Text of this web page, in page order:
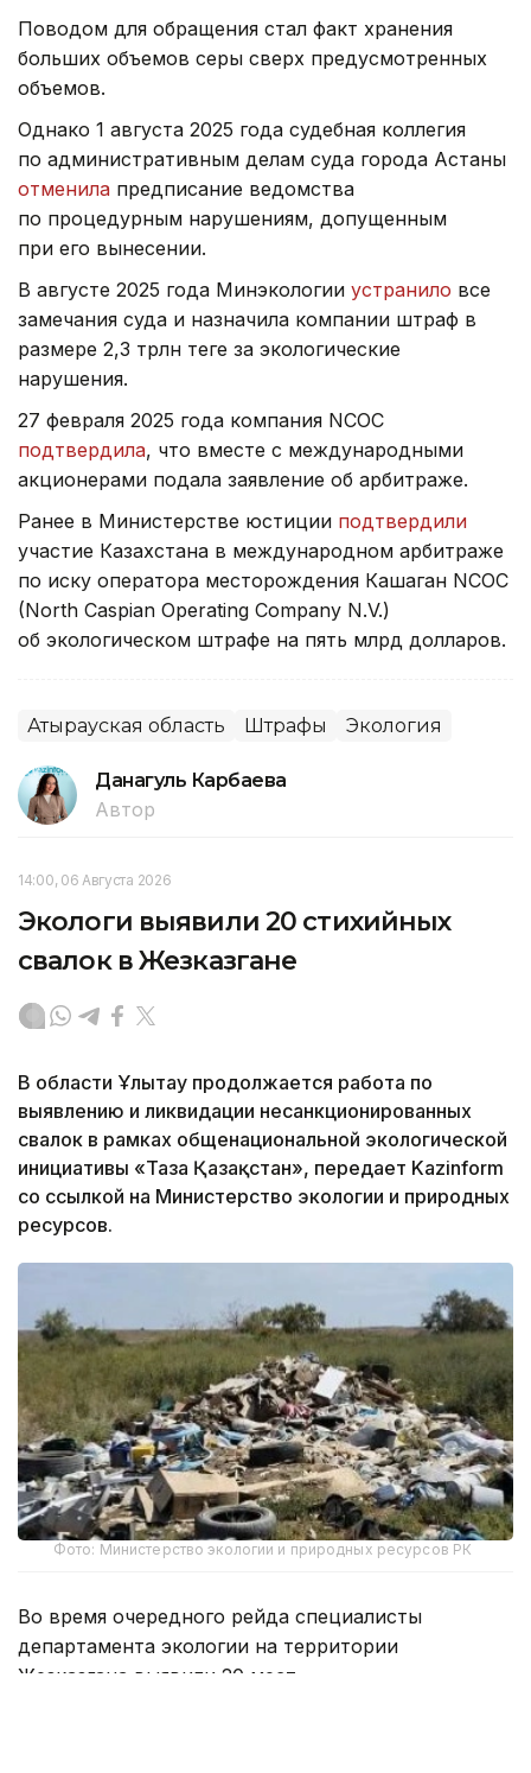
Поводом для обращения стал факт хранения
больших объемов серы сверх предусмотренных
объемов.
Однако 1 августа 2025 года судебная коллегия
по административным делам суда города Астаны
отменила предписание ведомства
по процедурным нарушениям, допущенным
при его вынесении.
В августе 2025 года Минэкологии устранило все
замечания суда и назначила компании штраф в
размере 2,3 трлн теңге за экологические
нарушения.
27 февраля 2025 года компания NCOC
подтвердила, что вместе с международными
акционерами подала заявление об арбитраже.
Ранее в Министерстве юстиции подтвердили
участие Казахстана в международном арбитраже
по иску оператора месторождения Кашаган NCOC
(North Caspian Operating Company N.V.)
об экологическом штрафе на пять млрд долларов.
Атырауская область Штрафы Экология
Данагуль Карбаева
Автор
14:00, 06 Августа 2026
Экологи выявили 20 стихийных
свалок в Жезказгане
В области Ұлытау продолжается работа по
выявлению и ликвидации несанкционированных
свалок в рамках общенациональной экологической
инициативы «Таза Қазақстан», передает Kazinform
со ссылкой на Министерство экологии и природных
ресурсов.
Фото: Министерство экологии и природных ресурсов РК
Во время очередного рейда специалисты
департамента экологии на территории
Жезказгана выявили 20 мест